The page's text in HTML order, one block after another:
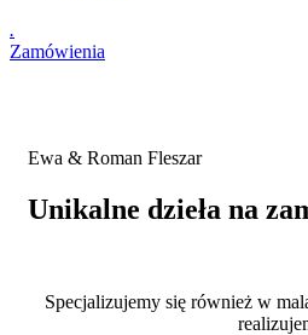
.
Zamówienia
Ewa & Roman Fleszar
Unikalne dzieła na
Specjalizujemy się również w